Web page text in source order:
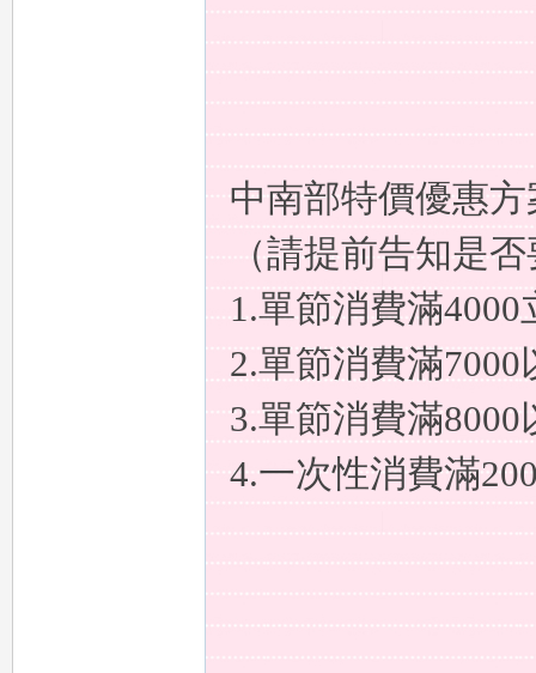
中南部特價優惠方
（請提前告知是
1.單節消費滿4000
2.單節消費滿
3.單節消費滿
4.一次性消費滿